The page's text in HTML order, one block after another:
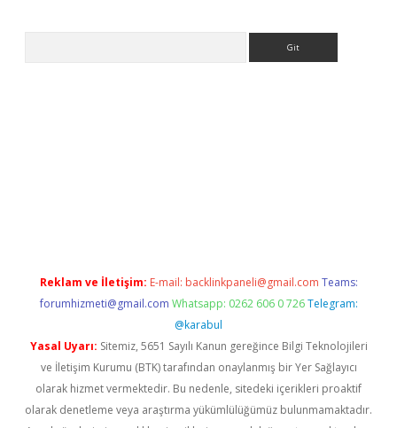
Reklam ve İletişim: E-mail: backlinkpaneli@gmail.com Teams:
forumhizmeti@gmail.com Whatsapp: 0262 606 0 726 Telegram:
@karabul
Yasal Uyarı: Sitemiz, 5651 Sayılı Kanun gereğince Bilgi Teknolojileri
ve İletişim Kurumu (BTK) tarafından onaylanmış bir Yer Sağlayıcı
olarak hizmet vermektedir. Bu nedenle, sitedeki içerikleri proaktif
olarak denetleme veya araştırma yükümlülüğümüz bulunmamaktadır.